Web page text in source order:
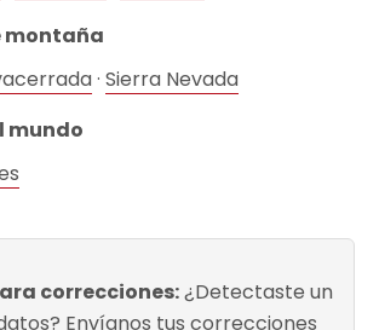
montaña
· Sierra Nevada
mundo
correcciones:¿Detectaste un
Envíanos tus correcciones